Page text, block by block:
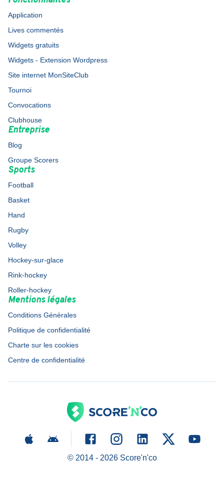
Application
Lives commentés
Widgets gratuits
Widgets - Extension Wordpress
Site internet MonSiteClub
Tournoi
Convocations
Clubhouse
Entreprise
Blog
Groupe Scorers
Sports
Football
Basket
Hand
Rugby
Volley
Hockey-sur-glace
Rink-hockey
Roller-hockey
Mentions légales
Conditions Générales
Politique de confidentialité
Charte sur les cookies
Centre de confidentialité
© 2014 - 2026Score'n'co